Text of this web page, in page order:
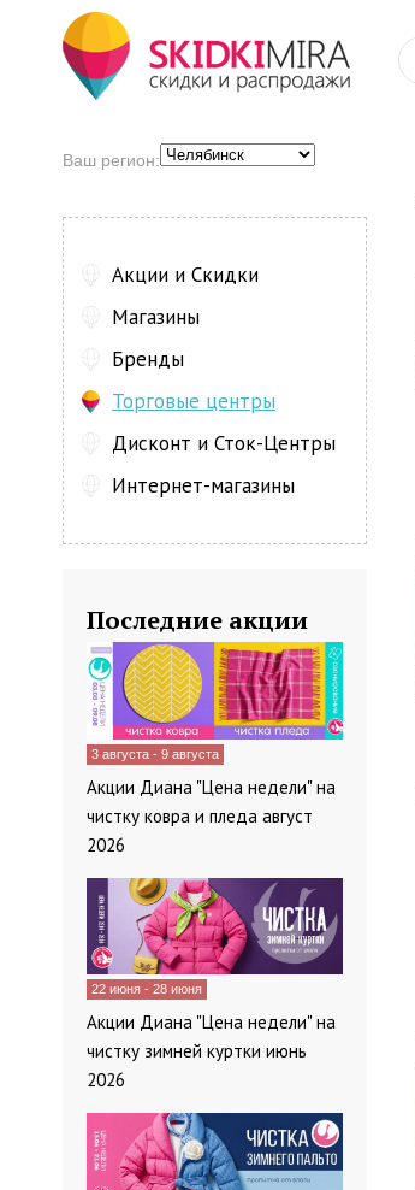
Ваш регион:
Акции и Скидки
Магазины
Бренды
Торговые центры
Дисконт и Сток-Центры
Интернет-магазины
Последние акции
3 августа - 9 августа
Акции Диана "Цена недели" на
чистку ковра и пледа август
2026
22 июня - 28 июня
Акции Диана "Цена недели" на
чистку зимней куртки июнь
2026